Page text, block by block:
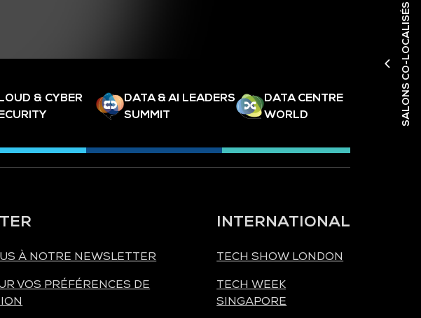
SALONS CO-LOCALISÉS
& CYBER
DATA & AI LEADERS
SUMMIT
DATA CENTRE
WORLD
À NOTRE NEWSLETTER
VOS PRÉFÉRENCES DE
INTERNATIONAL
TECH SHOW LONDON
TECH WEEK
SINGAPORE